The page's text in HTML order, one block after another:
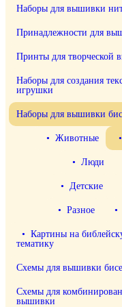
Наборы для вышивки
Принадлежности для
Принты для творческой
Наборы для создания
игрушки
Наборы для вышивки
• Животные
• Люди
• Детские
•
• Разное
• Картины на
тематику
Схемы для вышивки
Схемы для
вышивки